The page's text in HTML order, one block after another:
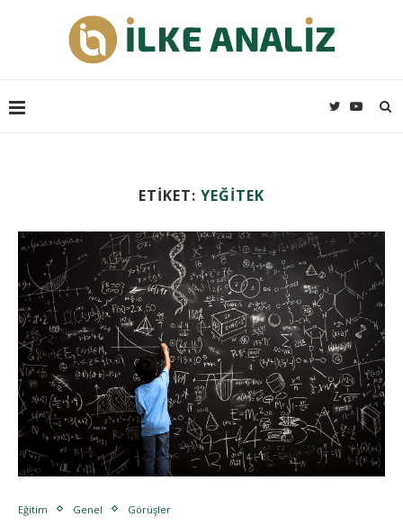
ETIKET: YEĞİTEK
Eğitim Genel Görüşler